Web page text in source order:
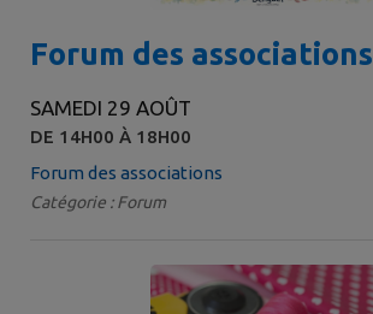
Forum des associations
SAMEDI 29 AOÛT
DE 14H00 À 18H00
Forum des associations
Catégorie : Forum